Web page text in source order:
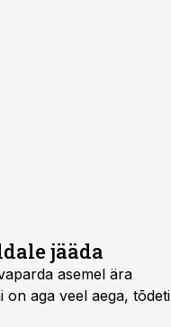
jääda
asemel ära
on aga veel aega, tõdeti